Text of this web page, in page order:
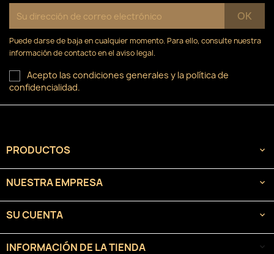
Puede darse de baja en cualquier momento. Para ello, consulte nuestra
información de contacto en el aviso legal.
Acepto las condiciones generales y la política de
confidencialidad.
PRODUCTOS 
NUESTRA EMPRESA 
SU CUENTA 
INFORMACIÓN DE LA TIENDA keyboard_arrow_down